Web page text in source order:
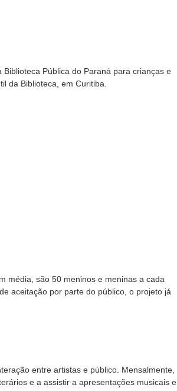
Pública do Paraná para crianças e
da Biblioteca, em Curitiba.
média, são 50 meninos e meninas a cada
aceitação por parte do público, o projeto já
entre artistas e público. Mensalmente,
e a assistir a apresentações musicais e